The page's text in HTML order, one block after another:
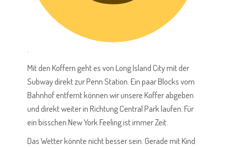
Mit den Koffern geht es von Long Island City mit der
Subway direkt zur Penn Station. Ein paar Blocks vom
Bahnhof entfernt können wir unsere Koffer abgeben
und direkt weiter in Richtung Central Park laufen. Für
ein bisschen New York Feeling ist immer Zeit.
Das Wetter könnte nicht besser sein. Gerade mit Kind